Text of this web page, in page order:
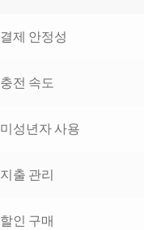
결제 안정성
충전 속도
미성년자 사용
지출 관리
할인 구매